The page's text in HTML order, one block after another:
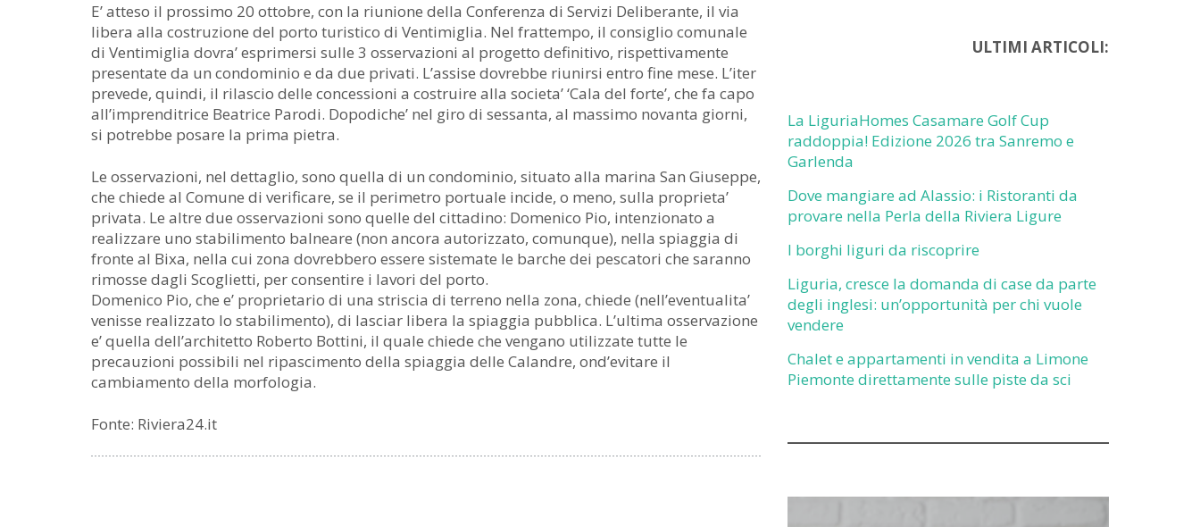
E’ atteso il prossimo 20 ottobre, con la riunione della Conferenza di Servizi Deliberante, il via
libera alla costruzione del porto turistico di Ventimiglia. Nel frattempo, il consiglio comunale
di Ventimiglia dovra’ esprimersi sulle 3 osservazioni al progetto definitivo, rispettivamente
presentate da un condominio e da due privati. L’assise dovrebbe riunirsi entro fine mese. L’iter
prevede, quindi, il rilascio delle concessioni a costruire alla societa’ ‘Cala del forte’, che fa capo
all’imprenditrice Beatrice Parodi. Dopodiche’ nel giro di sessanta, al massimo novanta giorni,
si potrebbe posare la prima pietra.
Le osservazioni, nel dettaglio, sono quella di un condominio, situato alla marina San Giuseppe,
che chiede al Comune di verificare, se il perimetro portuale incide, o meno, sulla proprieta’
privata. Le altre due osservazioni sono quelle del cittadino: Domenico Pio, intenzionato a
realizzare uno stabilimento balneare (non ancora autorizzato, comunque), nella spiaggia di
fronte al Bixa, nella cui zona dovrebbero essere sistemate le barche dei pescatori che saranno
rimosse dagli Scoglietti, per consentire i lavori del porto.
Domenico Pio, che e’ proprietario di una striscia di terreno nella zona, chiede (nell’eventualita’
venisse realizzato lo stabilimento), di lasciar libera la spiaggia pubblica. L’ultima osservazione
e’ quella dell’architetto Roberto Bottini, il quale chiede che vengano utilizzate tutte le
precauzioni possibili nel ripascimento della spiaggia delle Calandre, ond’evitare il
cambiamento della morfologia.
Fonte: Riviera24.it
ULTIMI ARTICOLI:
La LiguriaHomes Casamare Golf Cup
raddoppia! Edizione 2026 tra Sanremo e
Garlenda
Dove mangiare ad Alassio: i Ristoranti da
provare nella Perla della Riviera Ligure
I borghi liguri da riscoprire
Liguria, cresce la domanda di case da parte
degli inglesi: un’opportunità per chi vuole
vendere
Chalet e appartamenti in vendita a Limone
Piemonte direttamente sulle piste da sci